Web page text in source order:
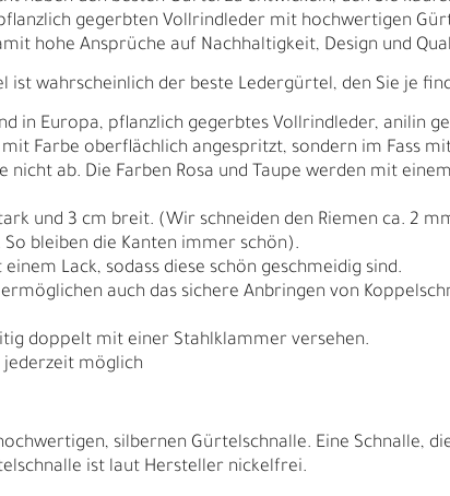
gegerbten Vollrindleder mit hochwertigen
hohe Ansprüche auf Nachhaltigkeit, Design und
ist wahrscheinlich der beste Ledergürtel, den Sie je
in Europa, pflanzlich gegerbtes Vollrindleder, anilin
Farbe oberflächlich angespritzt, sondern im Fass
ab. Die Farben Rosa und Taupe werden mit
und 3 cm breit. (Wir schneiden den Riemen ca. 2
bleiben die Kanten immer schön).
Lack, sodass diese schön geschmeidig sind.
auch das sichere Anbringen von
doppelt mit einer Stahlklammer versehen.
möglich
silbernen Gürtelschnalle. Eine Schnalle,
ist laut Hersteller nickelfrei.